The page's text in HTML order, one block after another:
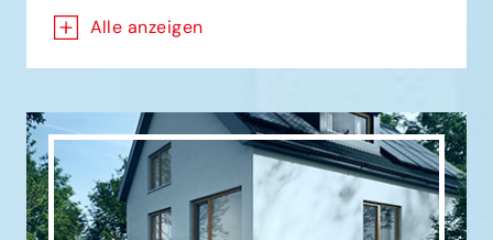
Alle anzeigen